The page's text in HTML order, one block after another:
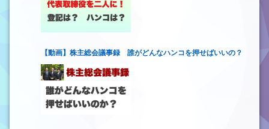
【動画】株主総会議事録 誰がどんなハンコを押せばいいの？